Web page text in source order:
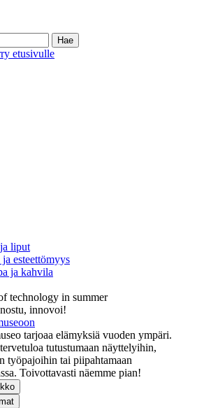
liput
esteettömyys
ja kahvila
innovoi!
tarjoaa elämyksiä vuoden ympäri.
tutustumaan näyttelyihin,
työpajoihin tai piipahtamaan
Toivottavasti näemme pian!